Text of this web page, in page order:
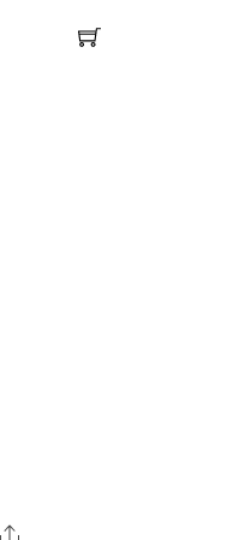
Share